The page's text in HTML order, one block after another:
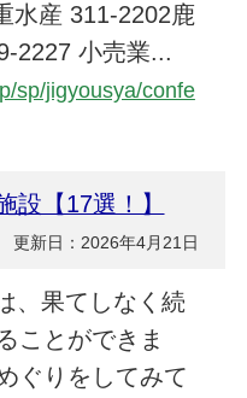
水産 311-2202鹿
2227 小売業...
sp/jigyousya/confe
設【17選！】
更新日：2026年4月21日
、果てしなく続
ことができま
ぐりをしてみて